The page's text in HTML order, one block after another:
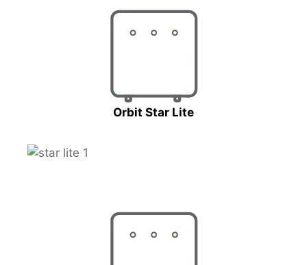
Orbit Star Lite